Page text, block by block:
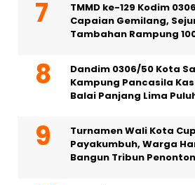
TMMD ke-129 Kodim
Capaian Gemilang,
Tambahan Rampung
Dandim 0306/50 Kota
Kampung Pancasila
Balai Panjang Lima
Turnamen Wali Kota
Payakumbuh, Warga
Bangun Tribun Penonton